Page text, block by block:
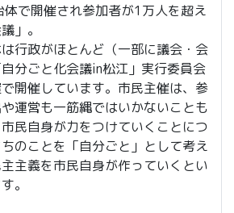
で開催され参加者が1万人を超え
」。
行政がほとんど（一部に議会・会
分ごと化会議in松江」実行委員会
開催しています。市民主催は、参
運営も一筋縄ではいかないことも
民自身が力をつけていくことにつ
のことを「自分ごと」として考え
主義を市民自身が作っていくとい
。